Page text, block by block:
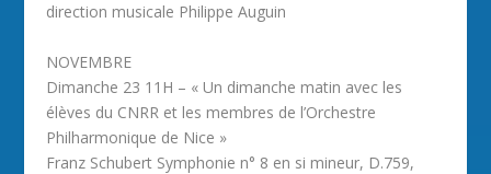
direction musicale Philippe Auguin
NOVEMBRE
Dimanche 23 11H – « Un dimanche matin avec les
élèves du CNRR et les membres de l’Orchestre
Philharmonique de Nice »
Franz Schubert Symphonie n° 8 en si mineur, D.759,